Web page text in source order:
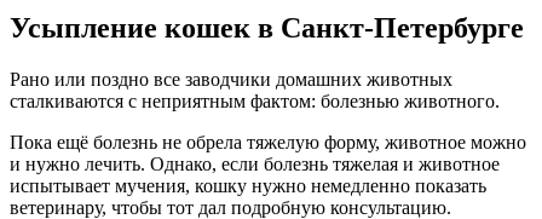
Усыпление кошек в Санкт-Петербурге
Рано или поздно все заводчики домашних животных
сталкиваются с неприятным фактом: болезнью животного.
Пока ещё болезнь не обрела тяжелую форму, животное можно
и нужно лечить. Однако, если болезнь тяжелая и животное
испытывает мучения, кошку нужно немедленно показать
ветеринару, чтобы тот дал подробную консультацию.